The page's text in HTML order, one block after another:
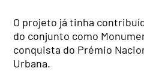
O projeto já tinha
do conjunto como
conquista do Prémio
Urbana.